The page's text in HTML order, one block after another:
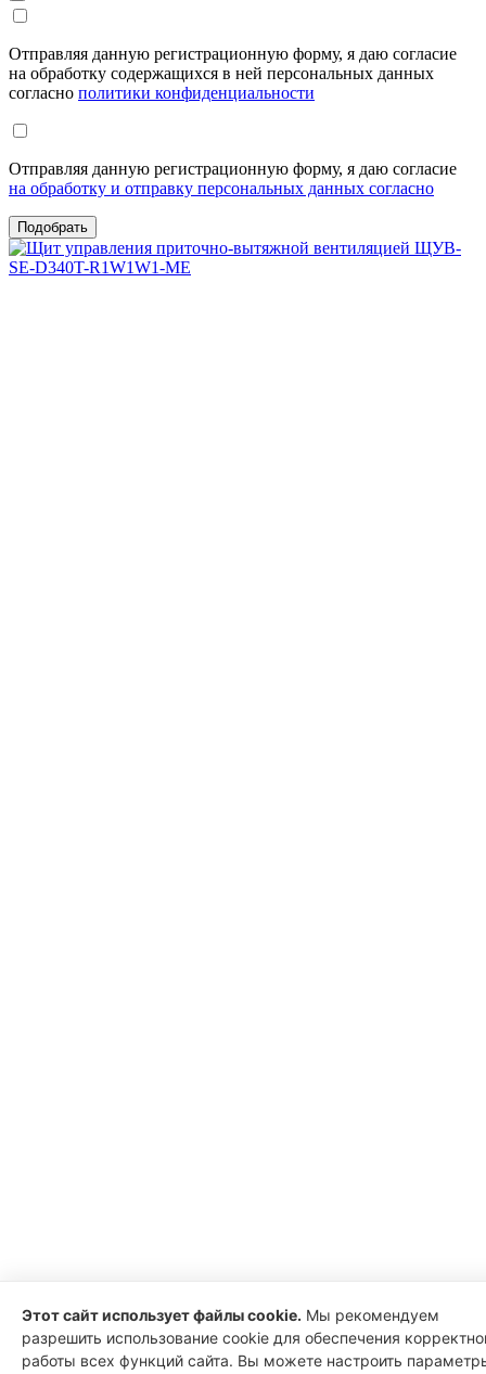
Отправляя данную регистрационную форму, я даю согласие
на обработку содержащихся в ней персональных данных
согласно политики конфиденциальности
Отправляя данную регистрационную форму, я даю согласие
на обработку и отправку персональных данных согласно
Этот сайт использует файлы cookie. Мы рекомендуем
разрешить использование cookie для обеспечения
работы всех функций сайта. Вы можете настроить